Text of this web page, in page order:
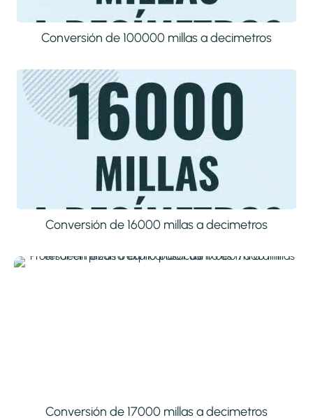
Conversión de 100000 millas a decimetros
Conversión de 16000 millas a decimetros
Conversión de 17000 millas a decimetros